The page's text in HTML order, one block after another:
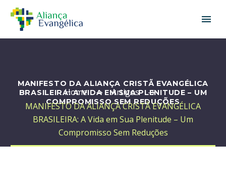
MANIFESTO DA ALIANÇA CRISTÃ EVANGÉLICA
BRASILEIRA: A VIDA EM SUA PLENITUDE – UM
COMPROMISSO SEM REDUÇÕES
Home
Artigos
MANIFESTO DA ALIANÇA CRISTÃ EVANGÉLICA
BRASILEIRA: A Vida em Sua Plenitude – Um
Compromisso Sem Reduções